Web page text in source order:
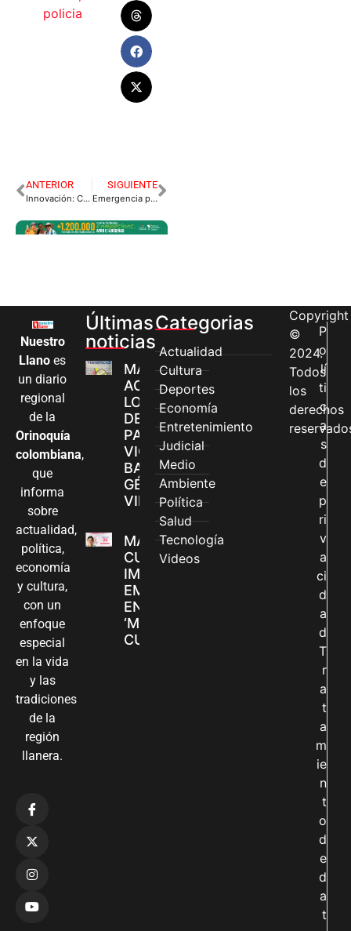
policia
ANTERIOR
Innovación: Canasta llanera con 20 productos agrícolas
SIGUIENTE
Emergencia por inundación en El Dorado.
Nuestro
Llano es
un diario
regional
de la
Orinoquía
colombiana,
que
informa
sobre
actualidad,
política,
economía
y cultura,
con un
enfoque
especial
en la vida
y las
tradiciones
de la
región
llanera.
Últimas
noticias
MÁS MUJERES
ACCEDEN A
LOS CANALES
DE ATENCIÓN
PARA
VIOLENCIAS
BASADAS EN
GÉNERO EN
VILLAVICENCIO
MADRES
CUIDADORAS
IMPULSAN SUS
EMPRENDIMIENTOS
EN LA FERIA
‘MANOS QUE
CUIDAN Y CREAN’
Categorias
Actualidad
Cultura
Deportes
Economía
Entretenimiento
Judicial
Medio
Ambiente
Política
Salud
Tecnología
Videos
Copyright
©
2024.
Todos
los
derechos
P
o
lí
ti
c
a
s
d
e
p
ri
v
a
ci
d
a
d
T
r
a
t
a
m
ie
n
t
o
d
e
d
a
t